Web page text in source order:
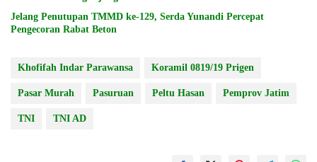
Jelang Penutupan TMMD ke-129, Serda Yunandi Percepat
Pengecoran Rabat Beton
Khofifah Indar Parawansa Koramil 0819/19 Prigen
Pasar Murah Pasuruan Peltu Hasan Pemprov Jatim
TNI TNI AD